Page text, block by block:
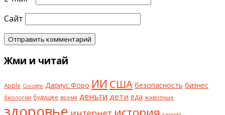
Сайт
Жми и читай
Apple Google Дариус Форо ИИ США безопасность бизнес
биология будущее время деньги дети еда животные
здоровье